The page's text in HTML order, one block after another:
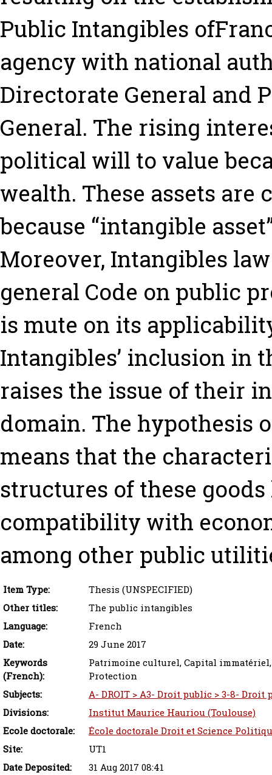
Public Intangibles
agency with national
Directorate General and
General. The rising
political will to value
wealth. These assets
because “intangible
Moreover, Intangibles
general Code on public
is mute on its
Intangibles’ inclusion in
raises the issue of their
domain. The hypothesis
means that the
structures of these
compatibility with
among other public
Item Type:
Thesis (UNSPECIFIED)
Other titles:
The public intangibles
Language:
French
Date:
29 June 2017
Keywords
(French):
Patrimoine culturel, Capital
Protection
Subjects:
A- DROIT > A3- Droit public > 3-8-
Divisions:
Institut Maurice Hauriou (Toulouse)
Ecole doctorale:
École doctorale Droit et Science
Site:
UT1
Date Deposited:
31 Aug 2017 08:41